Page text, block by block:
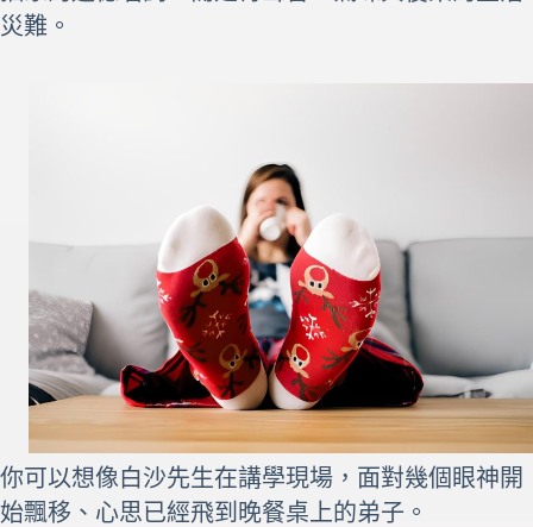
災難。
你可以想像白沙先生在講學現場，面對幾個眼神開
始飄移、心思已經飛到晚餐桌上的弟子。